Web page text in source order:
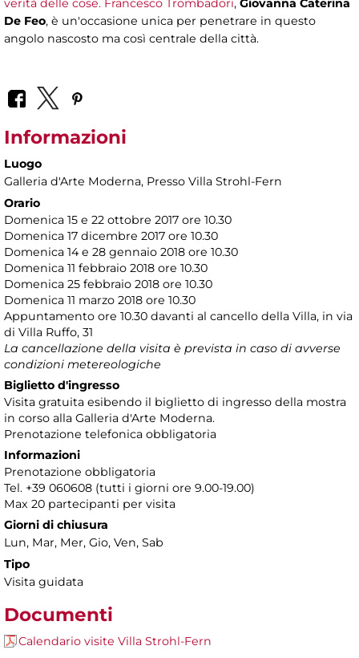
verità delle cose. Francesco Trombadori, Giovanna Caterina
De Feo, è un'occasione unica per penetrare in questo
angolo nascosto ma così centrale della città.
Informazioni
Luogo
Galleria d'Arte Moderna, Presso Villa Strohl-Fern
Orario
Domenica 15 e 22 ottobre 2017 ore 10.30
Domenica 17 dicembre 2017 ore 10.30
Domenica 14 e 28 gennaio 2018 ore 10.30
Domenica 11 febbraio 2018 ore 10.30
Domenica 25 febbraio 2018 ore 10.30
Domenica 11 marzo 2018 ore 10.30
Appuntamento ore 10.30 davanti al cancello della Villa, in via
di Villa Ruffo, 31
La cancellazione della visita è prevista in caso di avverse
condizioni metereologiche
Biglietto d'ingresso
Visita gratuita esibendo il biglietto di ingresso della mostra
in corso alla Galleria d'Arte Moderna.
Prenotazione telefonica obbligatoria
Informazioni
Prenotazione obbligatoria
Tel. +39 060608 (tutti i giorni ore 9.00-19.00)
Max 20 partecipanti per visita
Giorni di chiusura
Lun, Mar, Mer, Gio, Ven, Sab
Tipo
Visita guidata
Documenti
Calendario visite Villa Strohl-Fern